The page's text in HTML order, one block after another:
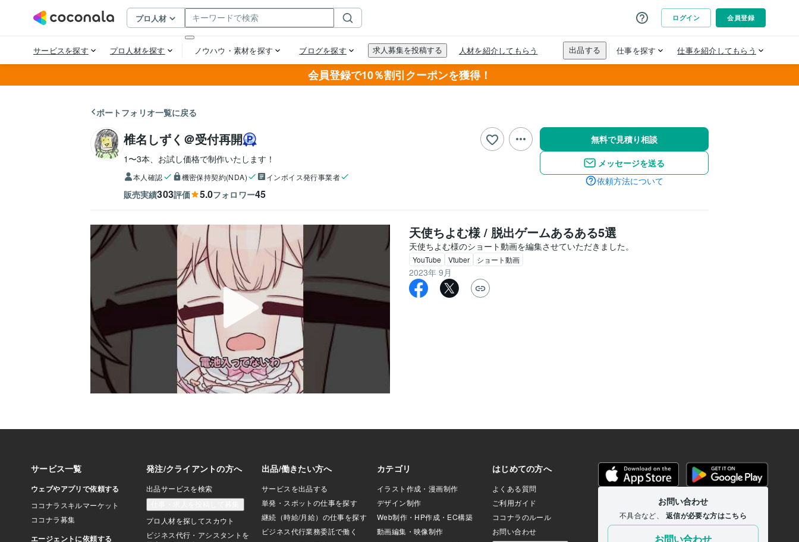
会員登録で10％割引クーポンを獲得！
ポートフォリオ一覧に戻る
椎名しずく＠受付再開
1〜3本、お試し価格で制作いたします！
本人確認 機密保持契約(NDA) インボイス発行事業者
販売実績303評価 5.0フォロワー45
無料で見積り相談
メッセージを送る
依頼方法について
天使ちよむ様 / 脱出ゲームあるある5選
天使ちよむ様のショート動画を編集させていただきました。
YouTube Vtuber ショート動画
2023年 9月